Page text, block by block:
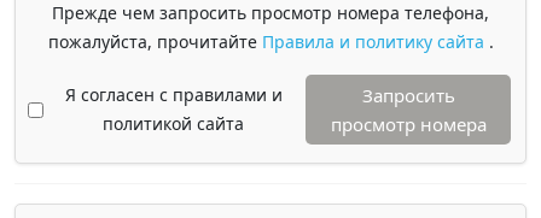
Прежде чем запросить просмотр номера телефона,
пожалуйста, прочитайте Правила и политику сайта .
Я согласен с правилами и
политикой сайта
Запросить
просмотр номера